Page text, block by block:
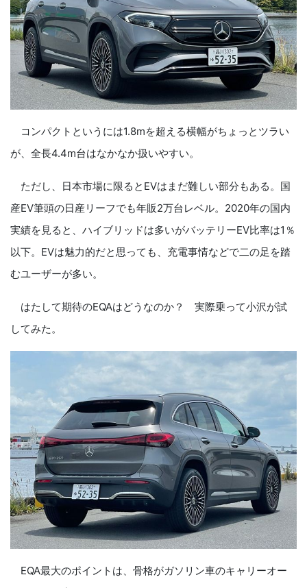
コンパクトというには1.8mを超える横幅がちょっとツラい
が、全長4.4m台はなかなか扱いやすい。
ただし、日本市場に限るとEVはまだ難しい部分もある。国
産EV筆頭の日産リーフでも年販2万台レベル。2020年の国内
実績を見ると、ハイブリッドは多いがバッテリーEV比率は1％
以下。EVは魅力的だと思っても、充電事情などで二の足を踏
むユーザーが多い。
はたして期待のEQAはどうなのか？ 実際乗って小沢が試
してみた。
EQA最大のポイントは、骨格がガソリン車のキャリーオー